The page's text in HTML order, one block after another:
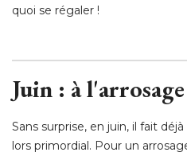
quoi se régaler !
Juin : à
Sans surprise, en juin, il fait
lors primordial. Pour un